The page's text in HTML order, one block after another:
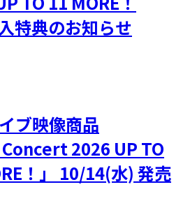
特典のお知らせ
ブ映像商品
2026 UP TO
！」 10/14(水) 発売